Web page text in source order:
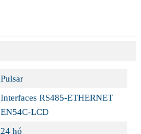
Pulsar
Interfaces RS485-ETHERNET
EN54C-LCD
24 hó